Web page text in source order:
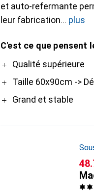
et auto-refermante
leur fabrication
plus
C'est ce que pensent
ProQualité supérieure
Taille 60x90cm ->
Grand et stable
Contre